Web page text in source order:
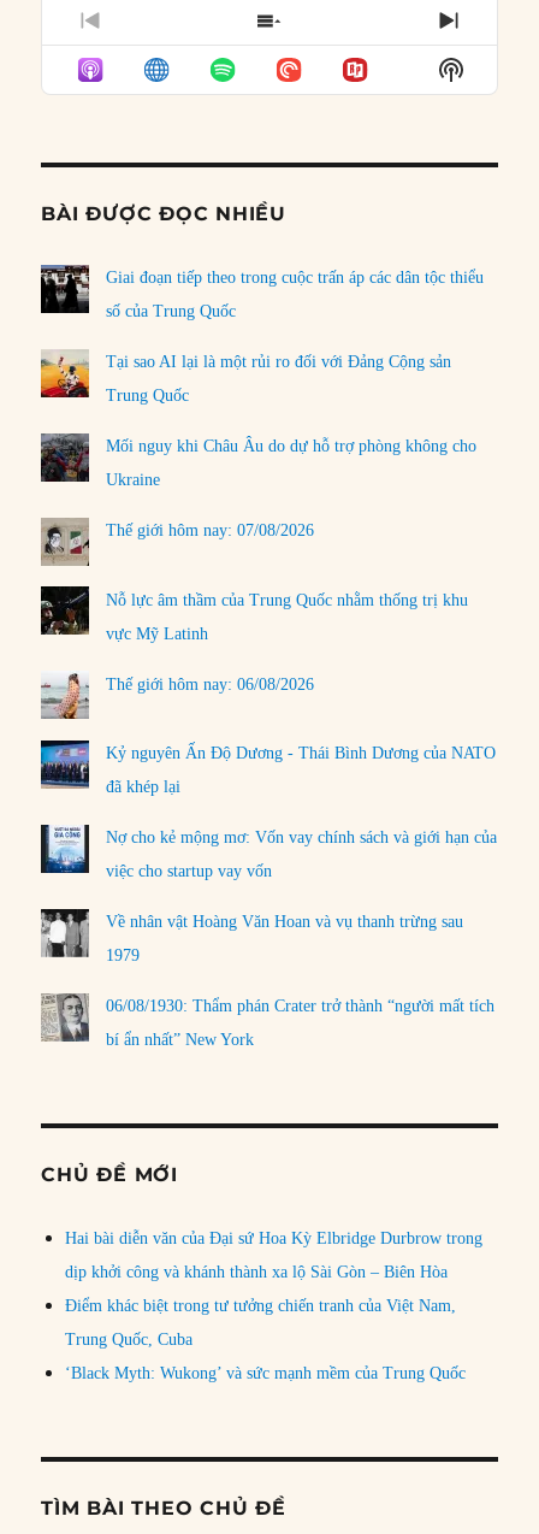
PREVIOUS
EPISODE
SHOW
EPISODES
LIST
NEXT
Show
Podcast
BÀI ĐƯỢC ĐỌC NHIỀU
Giai đoạn tiếp theo trong cuộc trấn áp các dân tộc thiểu
số của Trung Quốc
Tại sao AI lại là một rủi ro đối với Đảng Cộng sản
Trung Quốc
Mối nguy khi Châu Âu do dự hỗ trợ phòng không cho
Ukraine
Thế giới hôm nay: 07/08/2026
Nỗ lực âm thầm của Trung Quốc nhằm thống trị khu
vực Mỹ Latinh
Thế giới hôm nay: 06/08/2026
Kỷ nguyên Ấn Độ Dương - Thái Bình Dương của NATO
đã khép lại
Nợ cho kẻ mộng mơ: Vốn vay chính sách và giới hạn của
việc cho startup vay vốn
Về nhân vật Hoàng Văn Hoan và vụ thanh trừng sau
1979
06/08/1930: Thẩm phán Crater trở thành “người mất tích
bí ẩn nhất” New York
CHỦ ĐỀ MỚI
Hai bài diễn văn của Đại sứ Hoa Kỳ Elbridge Durbrow trong
dịp khởi công và khánh thành xa lộ Sài Gòn – Biên Hòa
Điểm khác biệt trong tư tưởng chiến tranh của Việt Nam,
Trung Quốc, Cuba
‘Black Myth: Wukong’ và sức mạnh mềm của Trung Quốc
TÌM BÀI THEO CHỦ ĐỀ